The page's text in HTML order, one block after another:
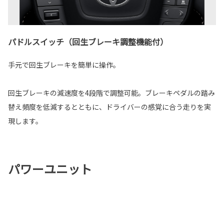
パドルスイッチ（回生ブレーキ調整機能付）
手元で回生ブレーキを簡単に操作。
回生ブレーキの減速度を4段階で調整可能。ブレーキペダルの踏み
替え頻度を低減するとともに、ドライバーの感覚に合う走りを実
現します。
パワーユニット